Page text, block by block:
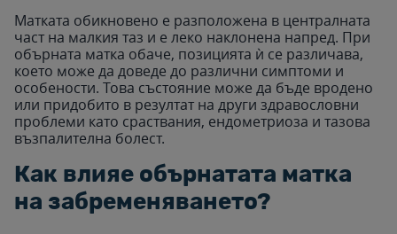
Матката обикновено е разположена в централната
част на малкия таз и е леко наклонена напред. При
обърната матка обаче, позицията ѝ се различава,
което може да доведе до различни симптоми и
особености. Това състояние може да бъде вродено
или придобито в резултат на други здравословни
проблеми като сраствания, ендометриоза и тазова
възпалителна болест.
Как влияе обърнатата матка
на забременяването?